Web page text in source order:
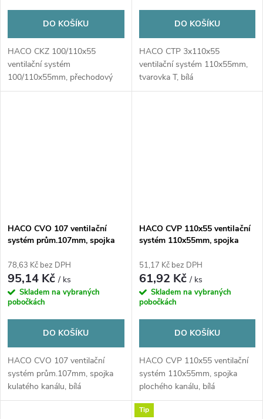
DO KOŠÍKU
HACO CKZ 100/110x55
ventilační systém
100/110x55mm, přechodový
kus koleno, bílá
DO KOŠÍKU
HACO CTP 3x110x55
ventilační systém 110x55mm,
tvarovka T, bílá
HACO CVO 107 ventilační
systém prům.107mm, spojka
78,63 Kč bez DPH
95,14 Kč/ ks
Skladem na vybraných
pobočkách
DO KOŠÍKU
HACO CVO 107 ventilační
systém prům.107mm, spojka
kulatého kanálu, bílá
HACO CVP 110x55 ventilační
systém 110x55mm, spojka
51,17 Kč bez DPH
61,92 Kč/ ks
Skladem na vybraných
pobočkách
DO KOŠÍKU
HACO CVP 110x55 ventilační
systém 110x55mm, spojka
plochého kanálu, bílá
Tip